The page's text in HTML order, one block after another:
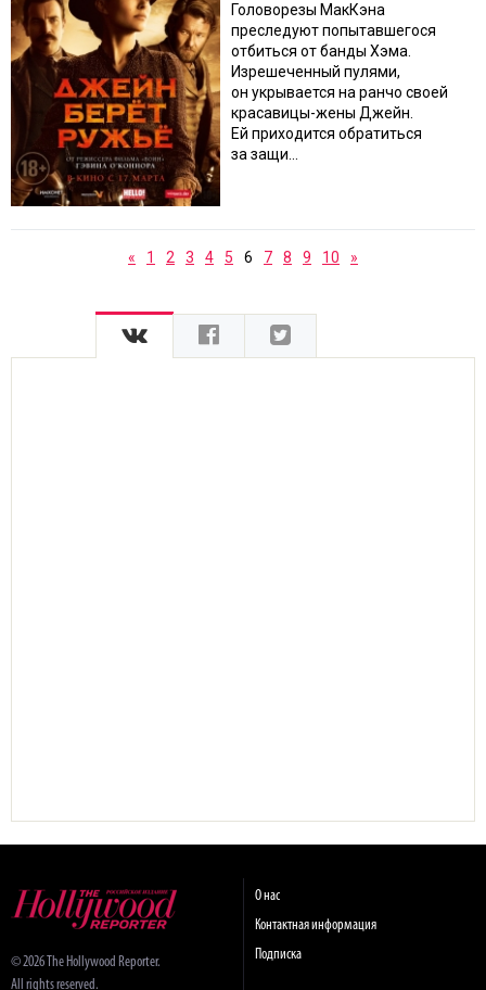
Головорезы МакКэна
преследуют попытавшегося
отбиться от банды Хэма.
Изрешеченный пулями,
он укрывается на ранчо своей
красавицы-жены Джейн.
Ей приходится обратиться
за защи...
« 1 2 3 4 5 6 7 8 9 10 »
© 2026 The Hollywood Reporter.
All rights reserved.
О нас
Контактная информация
Подписка